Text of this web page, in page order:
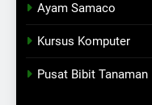
Ayam Samaco
Kursus Komputer
Pusat Bibit Tanaman